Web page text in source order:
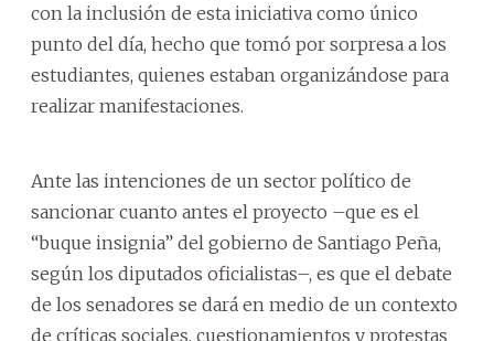
con la inclusión de esta iniciativa como único
punto del día, hecho que tomó por sorpresa a los
estudiantes, quienes estaban organizándose para
realizar manifestaciones.
Ante las intenciones de un sector político de
sancionar cuanto antes el proyecto –que es el
“buque insignia” del gobierno de Santiago Peña,
según los diputados oficialistas–, es que el debate
de los senadores se dará en medio de un contexto
de críticas sociales, cuestionamientos y protestas